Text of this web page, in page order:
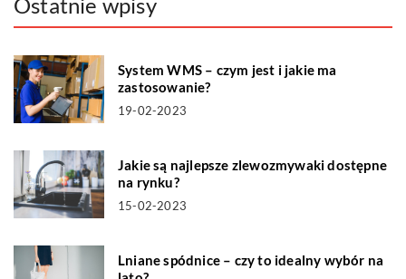
System WMS – czym jest i jakie ma
zastosowanie?
19-02-2023
Jakie są najlepsze zlewozmywaki dostępne
na rynku?
15-02-2023
Lniane spódnice – czy to idealny wybór na